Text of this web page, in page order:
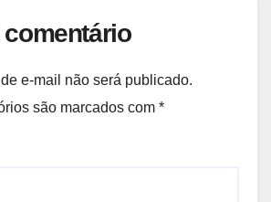
e-mail não será publicado.
são marcados com *